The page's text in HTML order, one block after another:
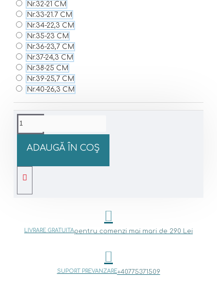
Nr.32-21 CM
Nr.33-21.7 CM
Nr.34-22,3 CM
Nr.35-23 CM
Nr.36-23,7 CM
Nr.37-24,3 CM
Nr.38-25 CM
Nr.39-25,7 CM
Nr.40-26,3 CM
ADAUGĂ ÎN COŞ
LIVRARE GRATUITApentru comenzi mai mari de 290 Lei
SUPORT PREVANZARE+40775371509